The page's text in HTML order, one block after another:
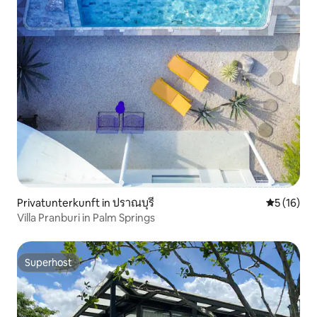
Privatunterkunft in ปราณบุรี
5 (16)
Villa Pranburi in Palm Springs
Superhost
Superhost